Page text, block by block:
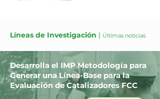
Líneas de Investigación | Últimas noticias
Desarrolla el IMP Metodología para
Generar una Línea-Base para la
Evaluación de Catalizadores FCC